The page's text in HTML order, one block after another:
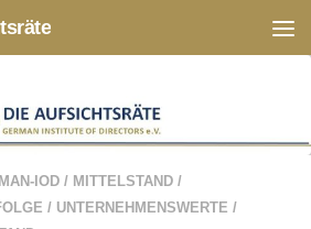
IOD / MITTELSTAND /
/ UNTERNEHMENSWERTE /